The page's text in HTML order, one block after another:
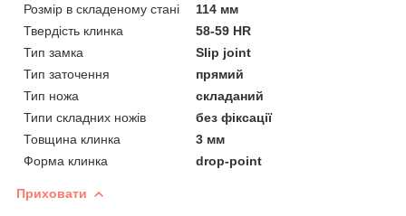
Розмір в складеному стані
114 мм
Твердість клинка
58-59 HR
Тип замка
Slip joint
Тип заточення
прямий
Тип ножа
складаний
Типи складних ножів
без фіксації
Товщина клинка
3 мм
Форма клинка
drop-point
Приховати